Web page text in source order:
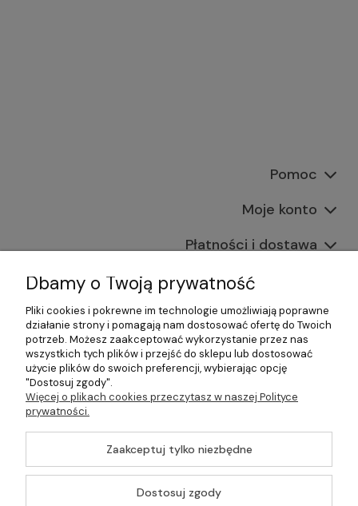
Pomoc
Moje konto
Płatności i dostawa
Informacje
O nas
©2026 Wszelkie Prawa Zastrzeżone | Gastrosklep |
Wyposażenie gastronomii, restauracji oraz barów
Szablon Master byEcommercy
Dbamy o Twoją prywatność
Pliki cookies i pokrewne im technologie umożliwiają poprawne
działanie strony i pomagają nam dostosować ofertę do Twoich
potrzeb. Możesz zaakceptować wykorzystanie przez nas
wszystkich tych plików i przejść do sklepu lub dostosować
użycie plików do swoich preferencji, wybierając opcję
"Dostosuj zgody".
Więcej o plikach cookies przeczytasz w naszej Polityce
prywatności.
Zaakceptuj tylko niezbędne
Dostosuj zgody